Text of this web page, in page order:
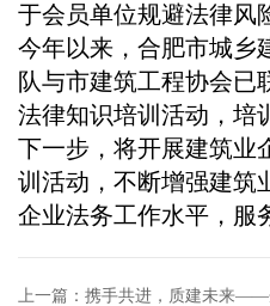
于会员单位规避法律风
今年以来，合肥市城乡
队与市建筑工程协会已
法律知识培训活动，培
下一步，将开展建筑业
训活动，不断增强建筑
企业法务工作水平，服
上一篇： 携手共进，质建未来——